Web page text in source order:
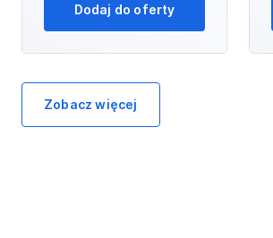
Dodaj do oferty
Zobacz więcej